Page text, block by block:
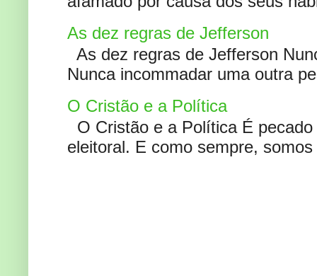
As dez regras de Jefferson
As dez regras de Jefferson
Nunca incommadar uma outra
O Cristão e a Política
O Cristão e a Política É
eleitoral. E como sempre,